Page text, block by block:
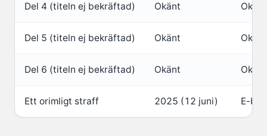
Del 4 (titeln ej bekräftad) Okänt Okänt
Del 5 (titeln ej bekräftad) Okänt Okänt
Del 6 (titeln ej bekräftad) Okänt Okänt
Ett orimligt straff 2025 (12 juni) E-